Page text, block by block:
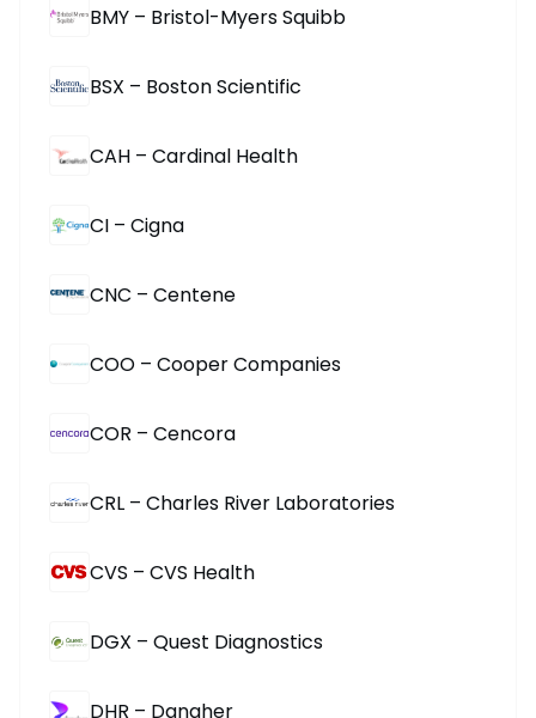
BMY – Bristol-Myers Squibb
BSX – Boston Scientific
CAH – Cardinal Health
CI – Cigna
CNC – Centene
COO – Cooper Companies
COR – Cencora
CRL – Charles River Laboratories
CVS – CVS Health
DGX – Quest Diagnostics
DHR – Danaher